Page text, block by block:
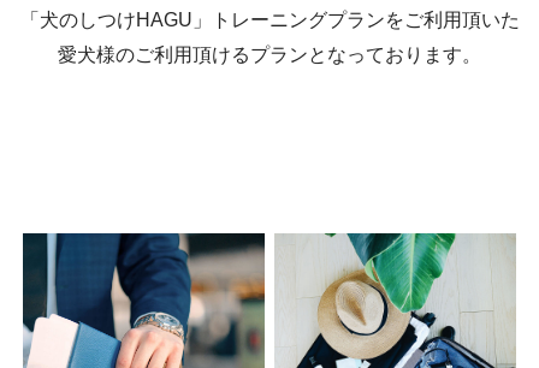
「犬のしつけHAGU」トレーニングプランをご利用頂いた
愛犬様のご利用頂けるプランとなっております。